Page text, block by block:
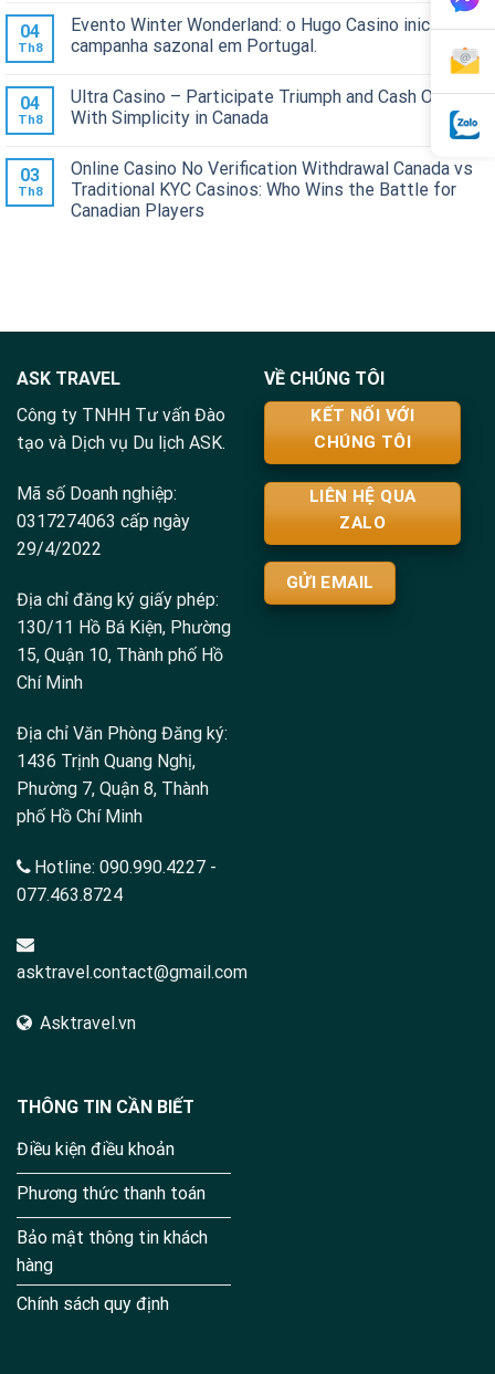
04
Th8
Evento Winter Wonderland: o Hugo Casino inicia
campanha sazonal em Portugal.
04
Th8
Ultra Casino – Participate Triumph and Cash Out
With Simplicity in Canada
03
Th8
Online Casino No Verification Withdrawal Canada vs
Traditional KYC Casinos: Who Wins the Battle for
Canadian Players
ASK TRAVEL
Công ty TNHH Tư vấn Đào
tạo và Dịch vụ Du lịch ASK.
Mã số Doanh nghiệp:
0317274063 cấp ngày
29/4/2022
Địa chỉ đăng ký giấy phép:
130/11 Hồ Bá Kiện, Phường
15, Quận 10, Thành phố Hồ
Chí Minh
Địa chỉ Văn Phòng Đăng ký:
1436 Trịnh Quang Nghị,
Phường 7, Quận 8, Thành
phố Hồ Chí Minh
Hotline: 090.990.4227 -
077.463.8724
asktravel.contact@gmail.com
Asktravel.vn
VỀ CHÚNG TÔI
KẾT NỐI VỚI
CHÚNG TÔI
LIÊN HỆ QUA
ZALO
GỬI EMAIL
THÔNG TIN CẦN BIẾT
Điều kiện điều khoản
Phương thức thanh toán
Bảo mật thông tin khách
hàng
Chính sách quy định